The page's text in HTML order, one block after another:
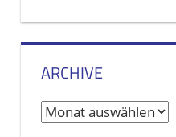
ARCHIVE
A